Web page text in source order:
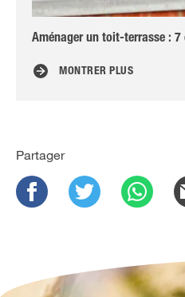
Aménager un toit-terrasse :
MONTRER PLUS
Partager